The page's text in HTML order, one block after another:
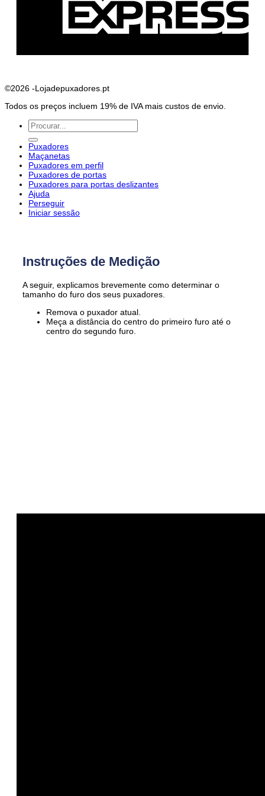
©2026 -Lojadepuxadores.pt
Todos os preços incluem 19% de IVA mais custos de envio.
Pesquisar
por:
Puxadores
Maçanetas
Puxadores em perfil
Puxadores de portas
Puxadores para portas deslizantes
Ajuda
Perseguir
Iniciar sessão
Instruções de Medição
A seguir, explicamos brevemente como determinar o
tamanho do furo dos seus puxadores.
Remova o puxador atual.
Meça a distância do centro do primeiro furo até o
centro do segundo furo.